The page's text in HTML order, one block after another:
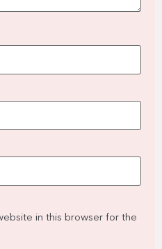
in this browser for the